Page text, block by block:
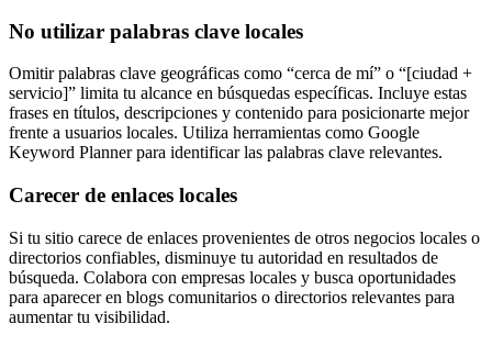
No utilizar palabras clave locales
Omitir palabras clave geográficas como “cerca de mí” o “[ciudad +
servicio]” limita tu alcance en búsquedas específicas. Incluye estas
frases en títulos, descripciones y contenido para posicionarte mejor
frente a usuarios locales. Utiliza herramientas como Google
Keyword Planner para identificar las palabras clave relevantes.
Carecer de enlaces locales
Si tu sitio carece de enlaces provenientes de otros negocios locales o
directorios confiables, disminuye tu autoridad en resultados de
búsqueda. Colabora con empresas locales y busca oportunidades
para aparecer en blogs comunitarios o directorios relevantes para
aumentar tu visibilidad.